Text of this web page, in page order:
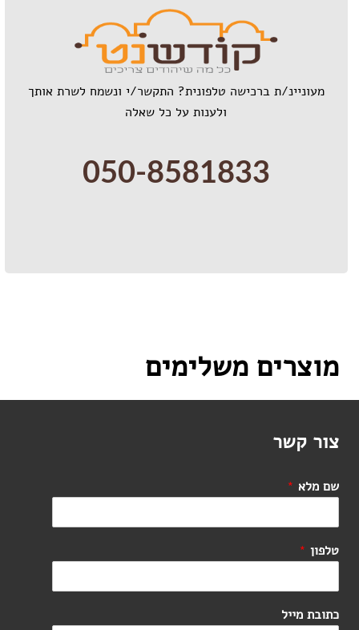
מעוניינ/ת ברכישה טלפונית? התקשר/י ונשמח לשרת אותך
ולענות על כל שאלה
050-8581833
מוצרים משלימים
צור קשר
שם מלא *
טלפון *
כתובת מייל